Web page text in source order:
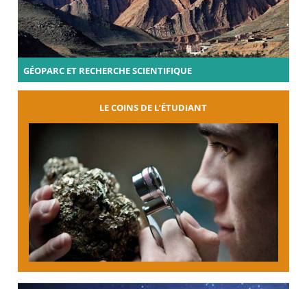
GÉOPARC ET RECHERCHE SCIENTIFIQUE
LE COINS DE L’ÉTUDIANT